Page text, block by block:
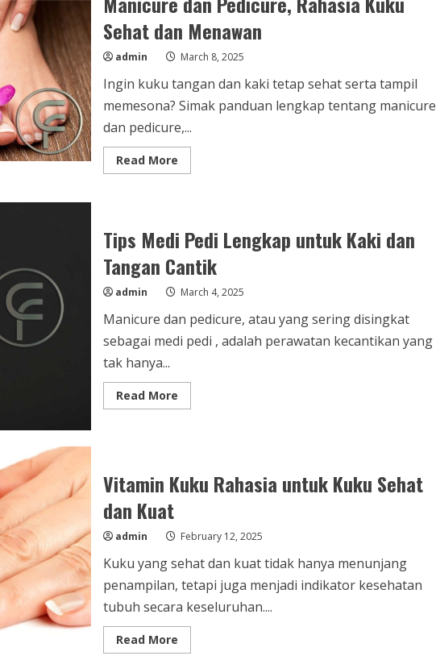
Solusi
Efektif
Sehat dan Menawan
admin March 8, 2025
Ingin kuku tangan dan kaki tetap sehat serta tampil
memesona? Simak panduan lengkap tentang manicure
dan pedicure,...
Read MoreRead
more
Kuku
Sehat
dan
Menawan
Tips Medi Pedi Lengkap untuk Kaki dan
Tangan Cantik
admin March 4, 2025
Manicure dan pedicure, atau yang sering disingkat
sebagai medi pedi , adalah perawatan kecantikan yang
tak hanya...
Read MoreRead
more
untuk
Kaki
dan
Vitamin Kuku Rahasia untuk Kuku Sehat
dan Kuat
admin February 12, 2025
Kuku yang sehat dan kuat tidak hanya menunjang
penampilan, tetapi juga menjadi indikator kesehatan
tubuh secara keseluruhan....
Read MoreRead
more